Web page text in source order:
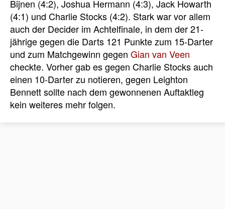
Bijnen (4:2), Joshua Hermann (4:3), Jack Howarth
(4:1) und Charlie Stocks (4:2). Stark war vor allem
auch der Decider im Achtelfinale, in dem der 21-
jährige gegen die Darts 121 Punkte zum 15-Darter
und zum Matchgewinn gegen Gian van Veen
checkte. Vorher gab es gegen Charlie Stocks auch
einen 10-Darter zu notieren, gegen Leighton
Bennett sollte nach dem gewonnenen Auftaktleg
kein weiteres mehr folgen.